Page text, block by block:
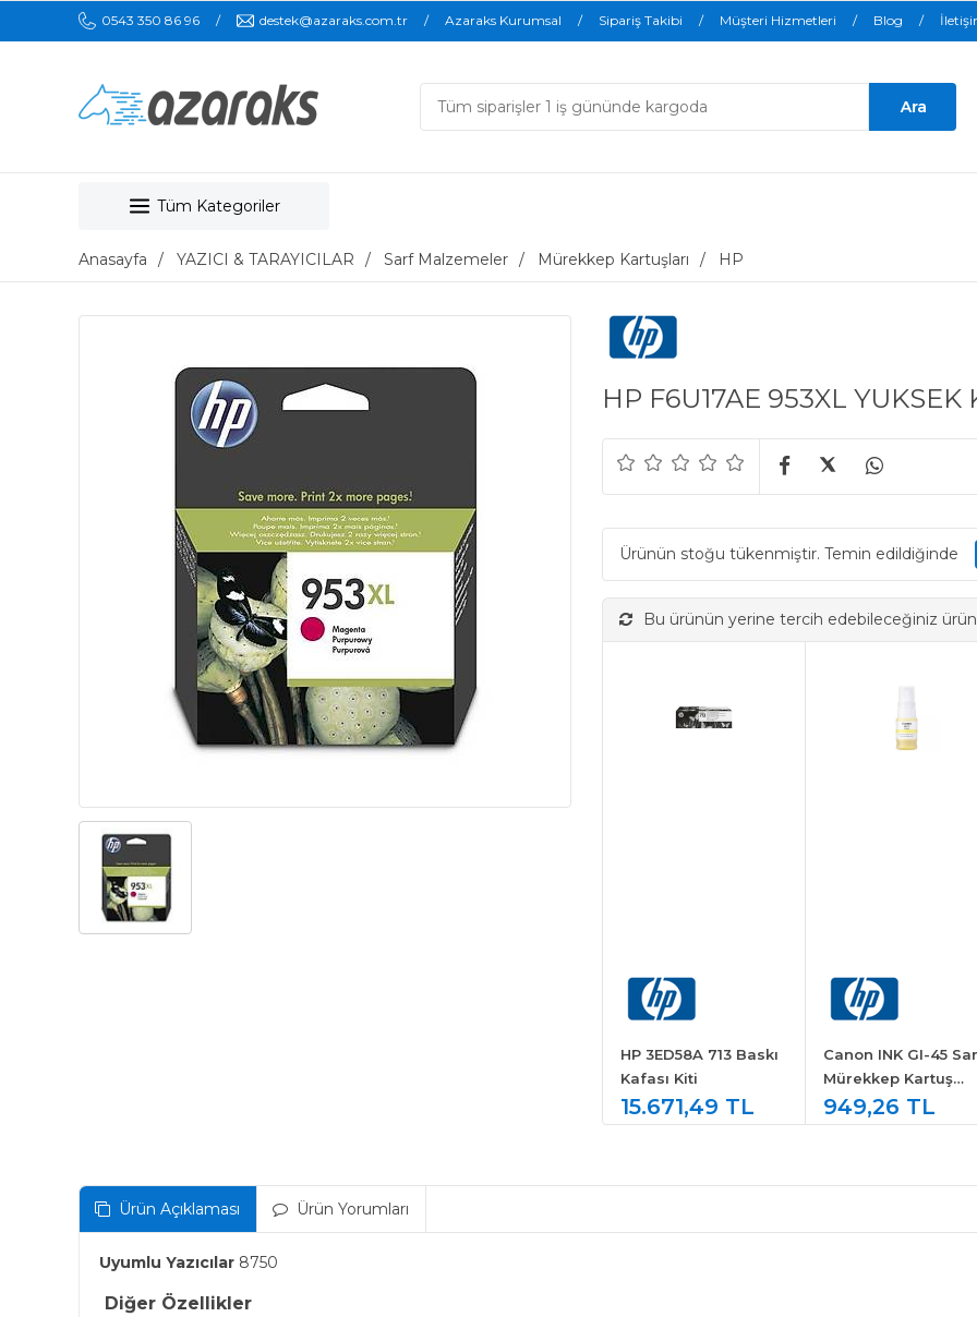
0543 350 86 96 destek@azaraks.com.tr Azaraks Kurumsal Sipariş Takibi Müşteri Hizmetleri Blog
Tüm Kategoriler
Anasayfa YAZICI & TARAYICILAR Sarf Malzemeler Mürekkep Kartuşları HP
HP F6U17AE 953XL
Ürünün stoğu tükenmiştir. Temin edildiğinde
Bu ürünün yerine tercih edebileceğiniz
HP 3ED58A 713 Baskı
Kafası Kiti
15.671,49 TL
Canon INK GI-45
Mürekkep Kartuş
6287C001
949,26 TL
Ürün Açıklaması Ürün Yorumları
Uyumlu Yazıcılar 8750
Diğer Özellikler